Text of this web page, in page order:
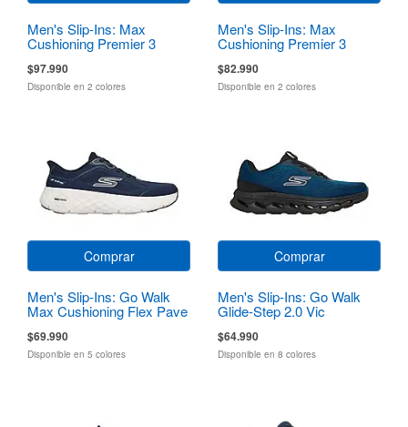
Men's Slip-Ins: Max
Cushioning Premier 3
$97.990
Disponible en 2 colores
Men's Slip-Ins: Max
Cushioning Premier 3
$82.990
Disponible en 2 colores
Comprar
Men's Slip-Ins: Go Walk
Max Cushioning Flex Pave
$69.990
Disponible en 5 colores
Comprar
Men's Slip-Ins: Go Walk
Glide-Step 2.0 Vic
$64.990
Disponible en 8 colores